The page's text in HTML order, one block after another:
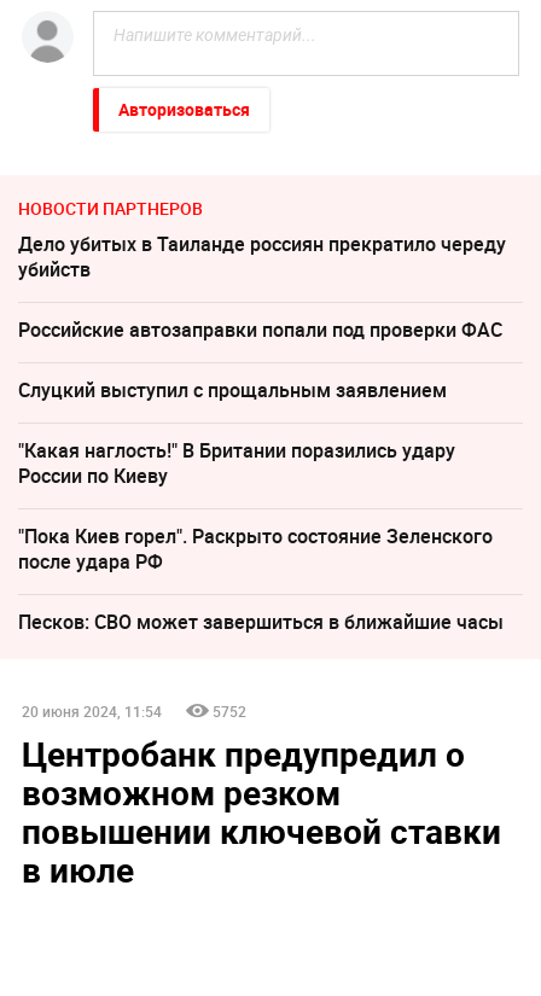
Авторизоваться
НОВОСТИ ПАРТНЕРОВ
Дело убитых в Таиланде россиян прекратило череду
убийств
Российские автозаправки попали под проверки ФАС
Слуцкий выступил с прощальным заявлением
"Какая наглость!" В Британии поразились удару
России по Киеву
"Пока Киев горел". Раскрыто состояние Зеленского
после удара РФ
Песков: СВО может завершиться в ближайшие часы
20 июня 2024, 11:54 5752
Центробанк предупредил о
возможном резком
повышении ключевой ставки
в июле